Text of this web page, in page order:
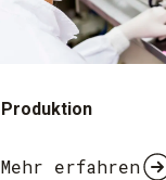
Produktion
Mehr erfahren